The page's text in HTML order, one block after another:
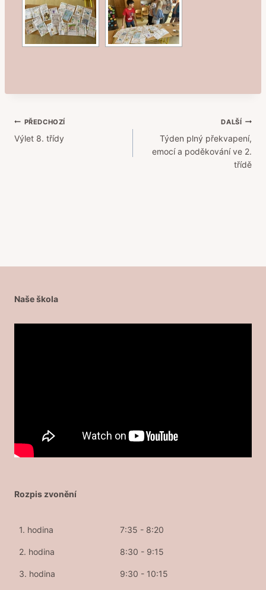
Navigace
pro
PŘEDCHOZÍ
Výlet 8. třídy
DALŠÍ
Týden plný překvapení,
emocí a poděkování ve 2.
třídě
Naše škola
Rozpis zvonění
1. hodina 7:35 - 8:20
2. hodina 8:30 - 9:15
3. hodina 9:30 - 10:15